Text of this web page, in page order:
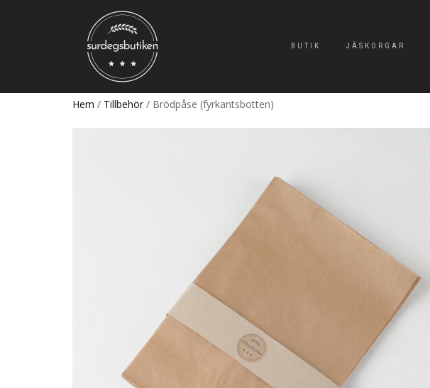
BUTIK JÄSKORGAR
Hem / Tillbehör / Brödpåse (fyrkantsbotten)